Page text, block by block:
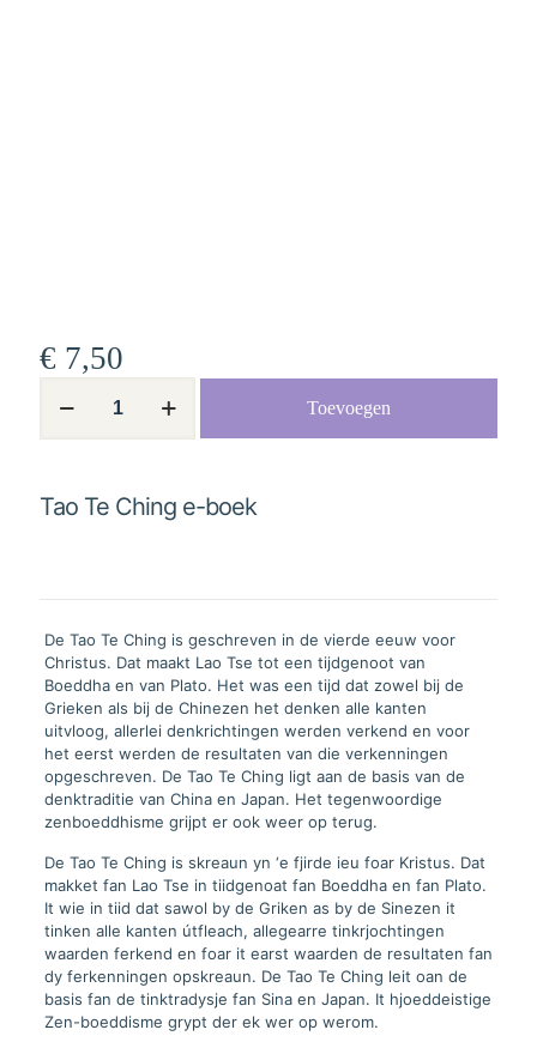
€ 7,50
aantal
Toevoegen
Tao Te Ching e-boek
De Tao Te Ching is geschreven in de vierde eeuw voor
Christus. Dat maakt Lao Tse tot een tijdgenoot van
Boeddha en van Plato. Het was een tijd dat zowel bij de
Grieken als bij de Chinezen het denken alle kanten
uitvloog, allerlei denkrichtingen werden verkend en voor
het eerst werden de resultaten van die verkenningen
opgeschreven. De Tao Te Ching ligt aan de basis van de
denktraditie van China en Japan. Het tegenwoordige
zenboeddhisme grijpt er ook weer op terug.
De Tao Te Ching is skreaun yn ‘e fjirde ieu foar Kristus. Dat
makket fan Lao Tse in tiidgenoat fan Boeddha en fan Plato.
It wie in tiid dat sawol by de Griken as by de Sinezen it
tinken alle kanten útfleach, allegearre tinkrjochtingen
waarden ferkend en foar it earst waarden de resultaten fan
dy ferkenningen opskreaun. De Tao Te Ching leit oan de
basis fan de tinktradysje fan Sina en Japan. It hjoeddeistige
Zen-boeddisme grypt der ek wer op werom.